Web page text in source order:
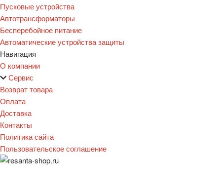
Пусковые устройства
Автотрансформаторы
Бесперебойное питание
Автоматические устройства защиты
Навигация
О компании
Сервис
Возврат товара
Оплата
Доставка
Контакты
Политика сайта
Пользовательское соглашение